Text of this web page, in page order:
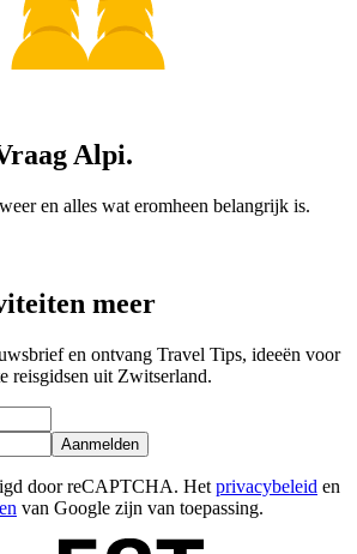
Alpi.
en alles wat eromheen belangrijk is.
meer
en ontvang Travel Tips, ideeën voor
reisgidsen uit Zwitserland.
Aanmelden
door reCAPTCHA. Het privacybeleid en
van Google zijn van toepassing.